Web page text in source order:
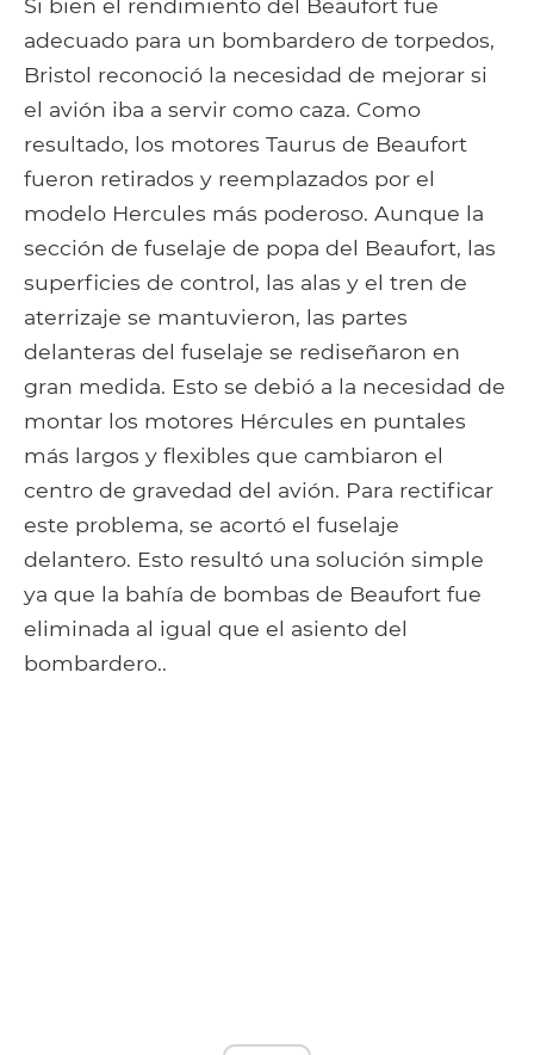
Si bien el rendimiento del Beaufort fue
adecuado para un bombardero de torpedos,
Bristol reconoció la necesidad de mejorar si
el avión iba a servir como caza. Como
resultado, los motores Taurus de Beaufort
fueron retirados y reemplazados por el
modelo Hercules más poderoso. Aunque la
sección de fuselaje de popa del Beaufort, las
superficies de control, las alas y el tren de
aterrizaje se mantuvieron, las partes
delanteras del fuselaje se rediseñaron en
gran medida. Esto se debió a la necesidad de
montar los motores Hércules en puntales
más largos y flexibles que cambiaron el
centro de gravedad del avión. Para rectificar
este problema, se acortó el fuselaje
delantero. Esto resultó una solución simple
ya que la bahía de bombas de Beaufort fue
eliminada al igual que el asiento del
bombardero..